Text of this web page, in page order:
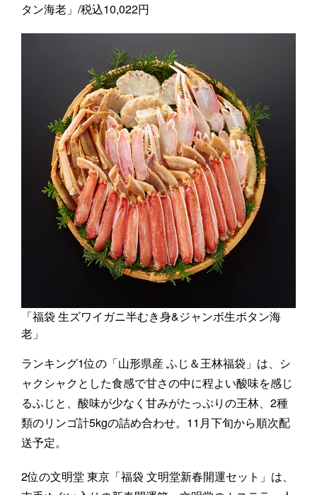
タン海老」/税込10,022円
「福袋 生ズワイガニ半むき身&ジャンボ生ボタン海
老」
ランキング1位の「山形県産 ふじ＆王林福袋」は、シ
ャクシャクとした食感で甘さの中に程よい酸味を感じ
るふじと、酸味が少なく甘みがたっぷりの王林、2種
類のリンゴ計5kgの詰め合わせ。11月下旬から順次配
送予定。
2位の文明堂 東京「福袋 文明堂新春開運セット」は、